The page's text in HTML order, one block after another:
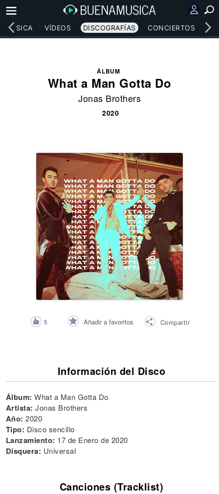
MÚSICA VÍDEOS DISCOGRAFÍAS CONCIERTOS
ÁLBUM
What a Man Gotta Do
Jonas Brothers
2020
5 Añadir a favoritos Compartir
Información del Disco
Álbum: What a Man Gotta Do
Artista: Jonas Brothers
Año: 2020
Tipo: Disco sencillo
Lanzamiento: 17 de Enero de 2020
Disquera: Universal
Canciones (Tracklist)